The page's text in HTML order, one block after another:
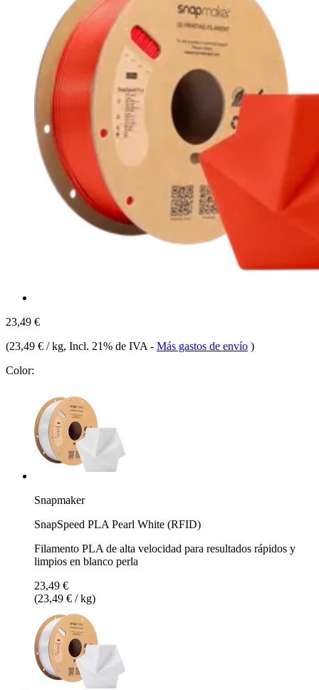
23,49 €
(23,49 € / kg, Incl. 21% de IVA - Más gastos de envío )
Color:
Snapmaker
SnapSpeed PLA Pearl White (RFID)
Filamento PLA de alta velocidad para resultados rápidos y
limpios en blanco perla
23,49 €
(23,49 € / kg)